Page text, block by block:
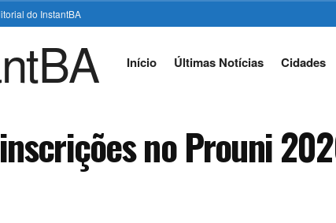
do InstantBA
Início Últimas Notícias Cidades
no Prouni